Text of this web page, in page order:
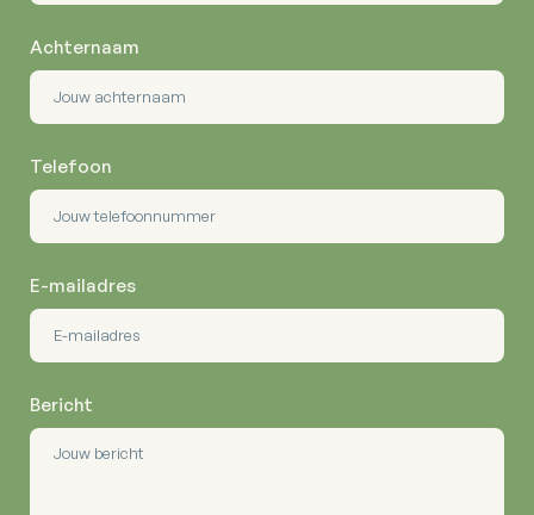
Achternaam
Telefoon
E-mailadres
Bericht